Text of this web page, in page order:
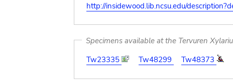
http://insidewood.lib.ncsu.edu/
Specimens available at the Tervuren
Tw23335
Tw48299 Tw48373